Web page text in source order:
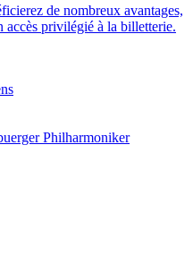
de nombreux avantages,
accès privilégié à la billetterie.
Philharmoniker